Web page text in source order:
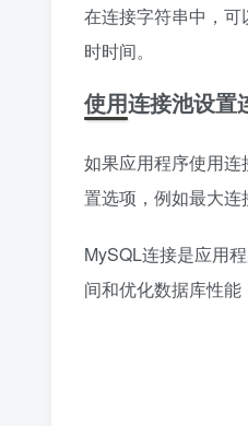
在连接字符串中，
时时间。
使用连接池设置
如果应用程序使用
置选项，例如最大连
MySQL连接是应用
间和优化数据库性能